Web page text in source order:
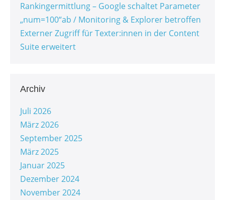
Rankingermittlung – Google schaltet Parameter
„num=100“ab / Monitoring & Explorer betroffen
Externer Zugriff für Texter:innen in der Content
Suite erweitert
Archiv
Juli 2026
März 2026
September 2025
März 2025
Januar 2025
Dezember 2024
November 2024